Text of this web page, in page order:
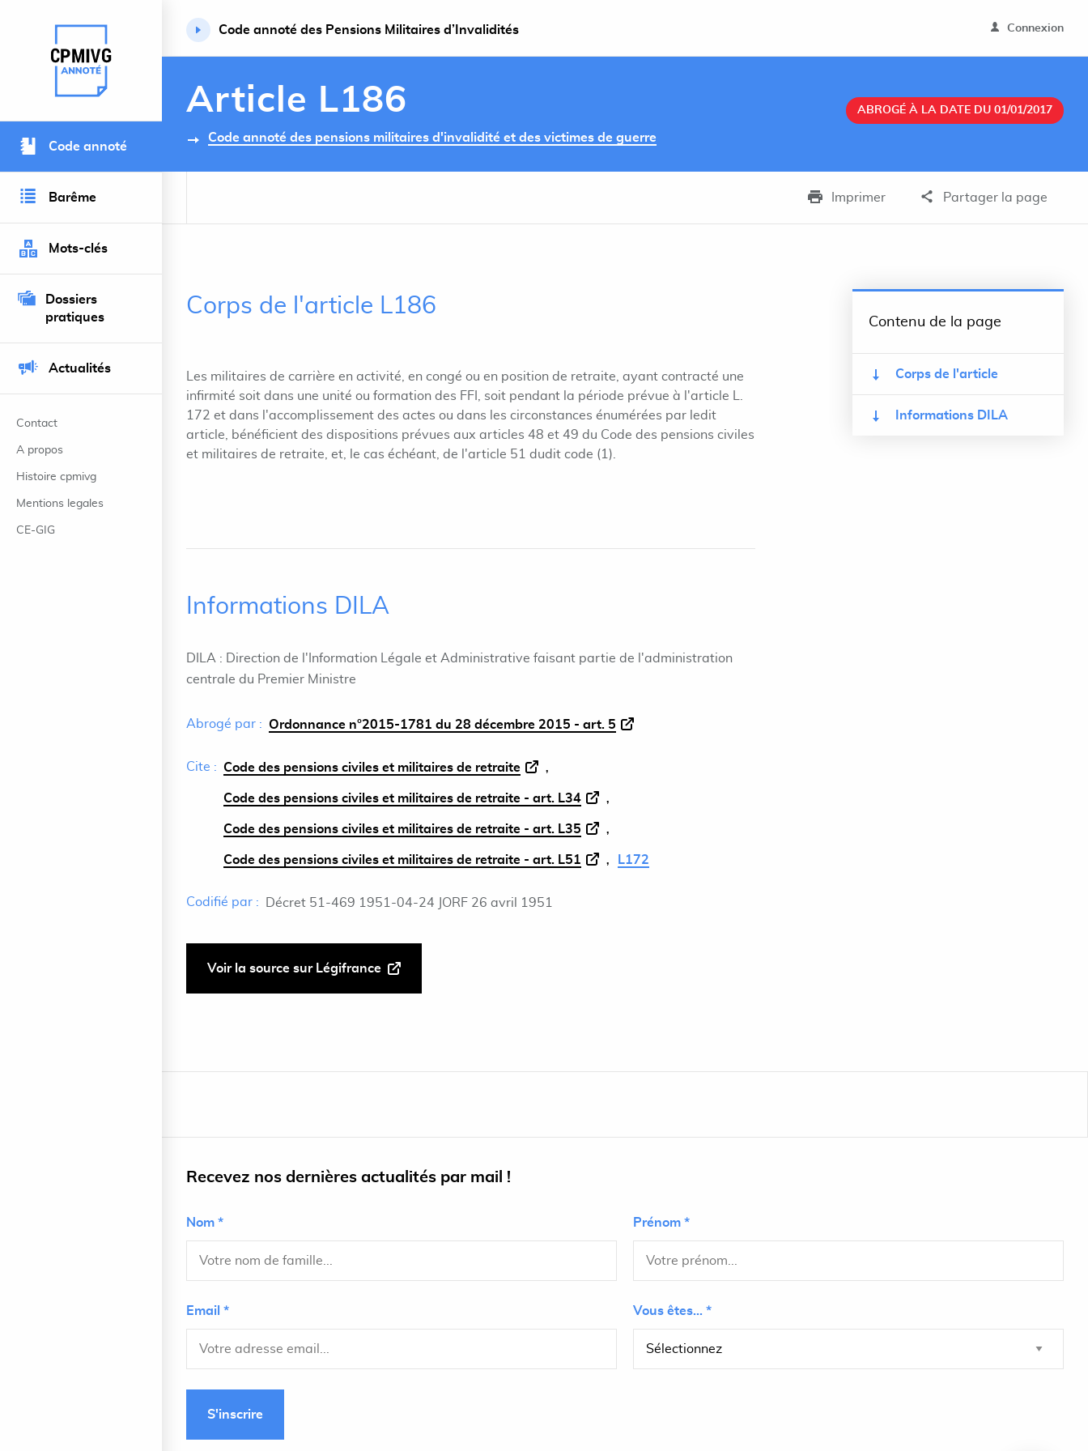
Retour à l’accueil du site
Code annoté
Barême
Mots-clés
Dossiers
pratiques
Actualités
Contact
A propos
Histoire cpmivg
Mentions legales
CE-GIG
Code annoté des Pensions Militaires d’Invalidités Connexion
Article L186
Code annoté des pensions militaires d'invalidité et des victimes de guerre
ABROGÉ À LA DATE DU 01/01/2017
Imprimer Partager la page
Corps de l'article L186
Les militaires de carrière en activité, en congé ou en position de retraite, ayant contracté une
infirmité soit dans une unité ou formation des FFI, soit pendant la période prévue à l'article L.
172 et dans l'accomplissement des actes ou dans les circonstances énumérées par ledit
article, bénéficient des dispositions prévues aux articles 48 et 49 du Code des pensions civiles
et militaires de retraite, et, le cas échéant, de l'article 51 dudit code (1).
Informations DILA
DILA : Direction de l'Information Légale et Administrative faisant partie de l'administration
centrale du Premier Ministre
Abrogé par : Ordonnance n°2015-1781 du 28 décembre 2015 - art. 5
Cite : Code des pensions civiles et militaires de retraite
Code des pensions civiles et militaires de retraite - art. L34
Code des pensions civiles et militaires de retraite - art. L35
Code des pensions civiles et militaires de retraite - art. L51 L172
Codifié par : Décret 51-469 1951-04-24 JORF 26 avril 1951
Voir la source sur Légifrance
Contenu de la page
Corps de l'article
Informations DILA
Recevez nos dernières actualités par mail !
Nom * Prénom *
Email * Vous êtes... *
S'inscrire